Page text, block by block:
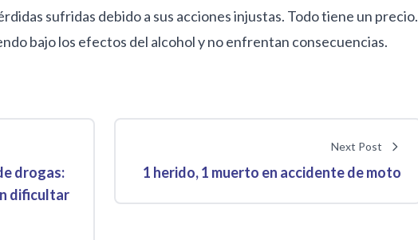
sufridas debido a sus acciones injustas. Todo tiene un precio.
bajo los efectos del alcohol y no enfrentan consecuencias.
drogas:
dificultar
Next Post
1 herido, 1 muerto en accidente de moto